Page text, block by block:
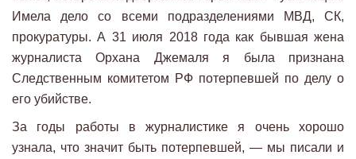
Имела дело со всеми подразделениями МВД, СК,
прокуратуры. А 31 июля 2018 года как бывшая жена
журналиста Орхана Джемаля я была признана
Следственным комитетом РФ потерпевшей по делу о
его убийстве.
За годы работы в журналистике я очень хорошо
узнала, что значит быть потерпевшей, — мы писали и